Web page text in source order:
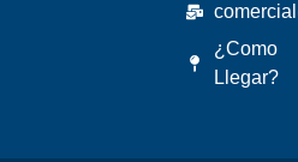
¿Como
Llegar?